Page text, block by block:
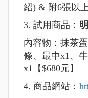
紹) & 附6張以
3. 試用商品：
內容物：抹茶
條、最中x1、
x1
【$680元】
4. 商品網站：